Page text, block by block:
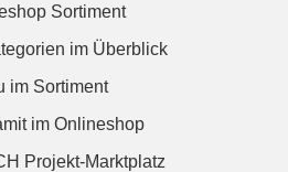
Sortiment
im Überblick
im Sortiment
im Onlineshop
Projekt-Marktplatz